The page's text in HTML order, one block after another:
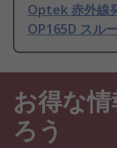
Optek 赤外線
OP165D スル
お得な
ろう